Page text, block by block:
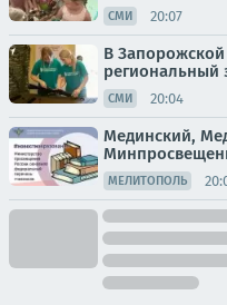
СМИ 20:07
В Запорожской
региональный
СМИ 20:04
Мединский,
МЕЛИТОПОЛЬ